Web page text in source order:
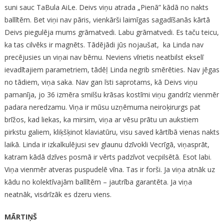
suni sauc TaBula AiLe. Deivs viņu atrada „Pienā” kādā no nakts
ballītēm. Bet viņi nav pāris, vienkārši laimīgas sagadīšanās kārtā
Deivs piegulēja mums grāmatvedi. Labu grāmatvedi. Es taču teicu,
ka tas cilvēks ir magnēts. Tādējādi jūs nojaušat, ka Linda nav
precējusies un viņai nav bērnu. Neviens vīrietis neatbilst ekselī
ievadītajiem parametriem, tādēļ Linda negrib smērēties. Nav jēgas
no tādiem, viņa saka. Nav gan īsti saprotams, kā Deivs viņu
pamanīja, jo 36 izmēra smilšu krāsas kostīmi viņu gandrīz vienmēr
padara neredzamu. Viņa ir mūsu uzņēmuma neiroķirurgs pat
brīžos, kad liekas, ka mirsim, viņa ar vēsu prātu un aukstiem
pirkstu galiem, kliķšķinot klaviatūru, visu saved kārtībā vienas nakts
laikā. Linda ir izkalkulējusi sev glaunu dzīvokli Vecrīgā, viņasprāt,
katram kādā dzīves posmā ir vērts padzīvot vecpilsētā. Esot labi.
Viņa vienmēr atveras puspudelē vīna. Tas ir forši. Ja viņa atnāk uz
kādu no kolektīvajām ballītēm – jautrība garantēta. Ja viņa
neatnāk, visdrīzāk es dzeru viens.
MĀRTIŅŠ